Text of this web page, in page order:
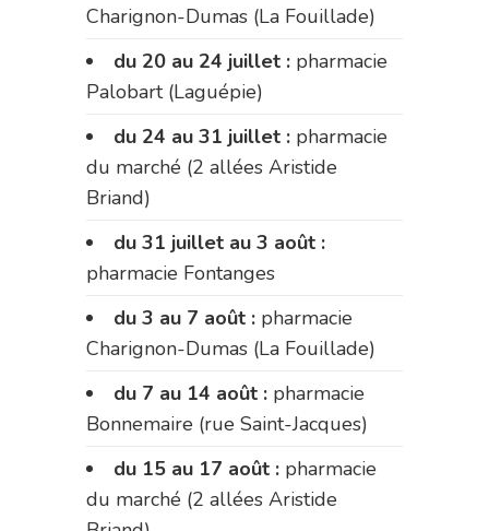
Charignon-Dumas (La Fouillade)
du 20 au 24 juillet : pharmacie
Palobart (Laguépie)
du 24 au 31 juillet : pharmacie
du marché (2 allées Aristide
Briand)
du 31 juillet au 3 août :
pharmacie Fontanges
du 3 au 7 août : pharmacie
Charignon-Dumas (La Fouillade)
du 7 au 14 août : pharmacie
Bonnemaire (rue Saint-Jacques)
du 15 au 17 août : pharmacie
du marché (2 allées Aristide